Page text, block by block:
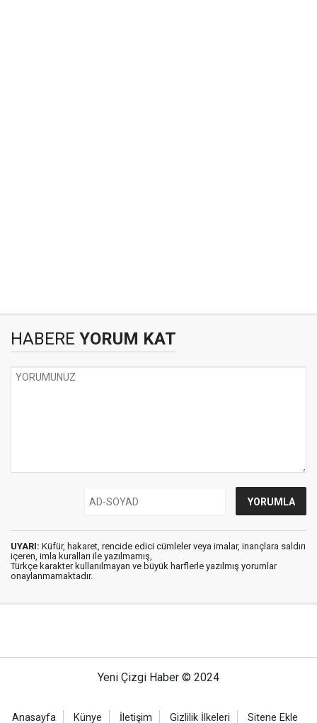
HABERE YORUM KAT
UYARI: Küfür, hakaret, rencide edici cümleler veya imalar, inançlara saldırı
içeren, imla kuralları ile yazılmamış,
Türkçe karakter kullanılmayan ve büyük harflerle yazılmış yorumlar
onaylanmamaktadır.
Yeni Çizgi Haber © 2024
Anasayfa Künye İletişim Gizlilik İlkeleri Sitene Ekle